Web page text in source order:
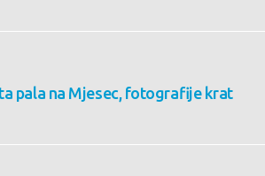
pala na Mjesec, fotografije krat